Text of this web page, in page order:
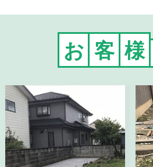
お 客 様